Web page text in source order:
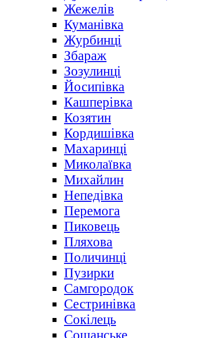
Жежелів
Куманівка
Журбинці
Збараж
Зозулинці
Йосипівка
Кашперівка
Козятин
Кордишівка
Махаринці
Миколаївка
Михайлин
Непедівка
Перемога
Пиковець
Пляхова
Поличинці
Пузирки
Самгородок
Сестринівка
Сокілець